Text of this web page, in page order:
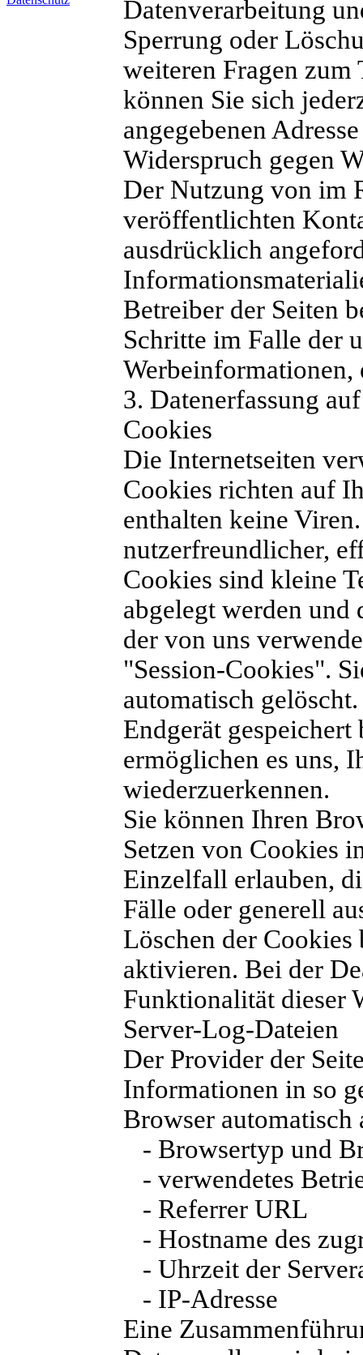
Datenverarbeitung
Sperrung oder
weiteren Fragen zum
können Sie sich
angegebenen
Widerspruch gegen
Der Nutzung von im
veröffentlichten
ausdrücklich
Betreiber der Seiten
Schritte im Falle der
3. Datenerfassung
Cookies
Die Internetseiten
Cookies richten auf
enthalten keine
nutzerfreundlicher,
Cookies sind kleine
abgelegt werden
der von uns
"Session-Cookies".
automatisch
Endgerät
ermöglichen es uns,
wiederzuerkennen.
Sie können Ihren
Setzen von Cookies
Einzelfall erlauben,
Fälle oder generell
Löschen der
aktivieren. Bei der
Funktionalität dieser
Server-Log-Dateien
Der Provider der
Informationen in so
Browser
- Browsertyp und
- verwendetes
- Referrer URL
- Hostname des
- Uhrzeit der
- IP-Adresse
Eine